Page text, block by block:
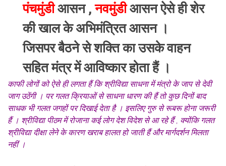
पंचमुंडीआसन ,नवमुंडीआसन ऐसे ही शेर
की खाल के अभिमंत्रित आसन ।
जिसपर बैठने से शक्ति का उसके वाहन
सहित मंत्र में आविष्कार होता हैं ।
काफी लोगों को ऐसे ही लगता हैं कि श्रीविद्या साधना में मंत्रो के जाप से देवी
जाग उठेंगी । पर गलत क्रियाओं से साधना धारण की हैं तो कुछ दिनों बाद
साधक भी गलत जगहों पर दिखाई देता है । इसलिए गुरु से रूबरू होना जरूरी
हैं । श्रीविद्या पीठम में रोजाना कई लोग देश विदेश से आ रहे हैं , क्योंकि गलत
श्रीविद्या दीक्षा लेने के कारण खराब हालत हो जाती हैं और मार्गदर्शन मिलता
नहीं ।